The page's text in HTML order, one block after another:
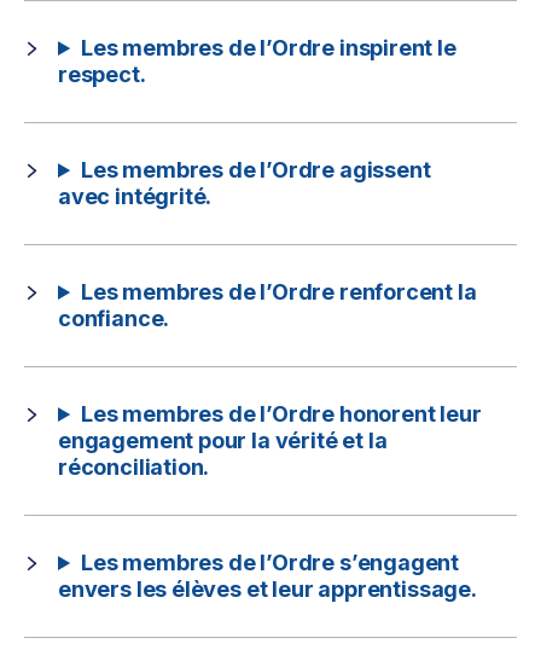
Les membres de l’Ordre inspirent le
respect.
Les membres de l’Ordre agissent
avec intégrité.
Les membres de l’Ordre renforcent la
confiance.
Les membres de l’Ordre honorent leur
engagement pour la vérité et la
réconciliation.
Les membres de l’Ordre s’engagent
envers les élèves et leur apprentissage.